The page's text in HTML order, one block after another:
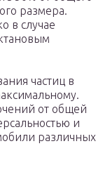
размера.
в случае
частиц в
от общей
и
различных